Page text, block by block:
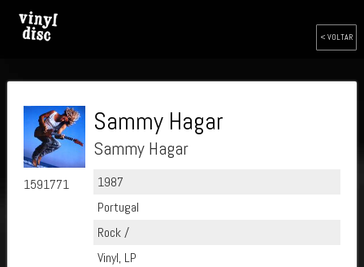
< VOLTAR
1591771
Sammy Hagar
Sammy Hagar
1987
Portugal
Rock /
Vinyl, LP